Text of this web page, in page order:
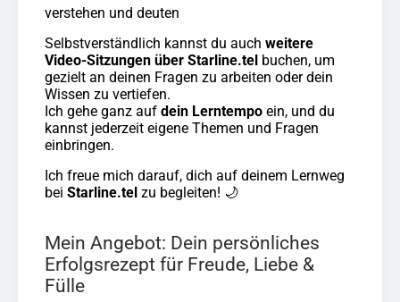
verstehen und deuten
Selbstverständlich kannst du auch weitere
Video-Sitzungen über Starline.tel buchen, um
gezielt an deinen Fragen zu arbeiten oder dein
Wissen zu vertiefen.
Ich gehe ganz auf dein Lerntempo ein, und du
kannst jederzeit eigene Themen und Fragen
einbringen.
Ich freue mich darauf, dich auf deinem Lernweg
bei Starline.tel zu begleiten! 🌙
Mein Angebot: Dein persönliches
Erfolgsrezept für Freude, Liebe &
Fülle